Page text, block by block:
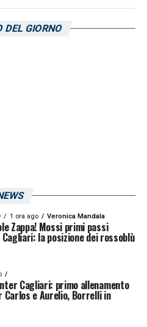
una soluzione
DEL GIORNO
1 ora ago Veronica Mandala
Zappa! Mossi primi passi
la posizione dei rossoblù
Cagliari: primo allenamento
Carlos e Aurelio, Borrelli in